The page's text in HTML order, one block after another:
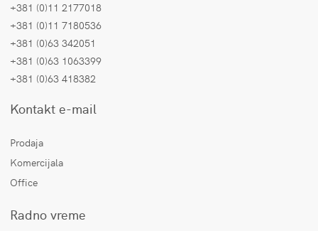
+381 (0)11 2177018
+381 (0)11 7180536
+381 (0)63 342051
+381 (0)63 1063399
+381 (0)63 418382
Kontakt e-mail
Prodaja
Komercijala
Office
Radno vreme